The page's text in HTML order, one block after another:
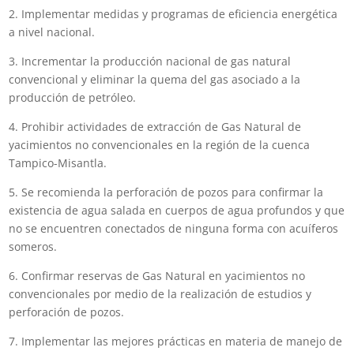
2. Implementar medidas y programas de eficiencia energética
a nivel nacional.
3. Incrementar la producción nacional de gas natural
convencional y eliminar la quema del gas asociado a la
producción de petróleo.
4. Prohibir actividades de extracción de Gas Natural de
yacimientos no convencionales en la región de la cuenca
Tampico-Misantla.
5. Se recomienda la perforación de pozos para confirmar la
existencia de agua salada en cuerpos de agua profundos y que
no se encuentren conectados de ninguna forma con acuíferos
someros.
6. Confirmar reservas de Gas Natural en yacimientos no
convencionales por medio de la realización de estudios y
perforación de pozos.
7. Implementar las mejores prácticas en materia de manejo de